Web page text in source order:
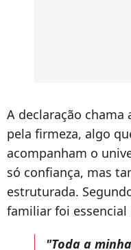
A declaração
pela firmeza, algo
acompanham o
só confiança, mas
estruturada.
familiar foi essencial
"Toda a